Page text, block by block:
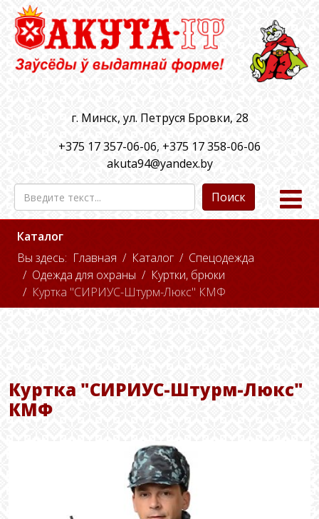
г. Минск, ул. Петруся Бровки, 28
+375 17 357-06-06, +375 17 358-06-06
akuta94@yandex.by
Поиск
Каталог
Вы здесь: Главная Каталог
Спецодежда
Одежда для охраны
Куртки, брюки
Куртка "СИРИУС-Штурм-Люкс" КМФ
Куртка "СИРИУС-Штурм-Люкс"
КМФ